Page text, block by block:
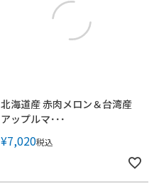
北海道産 赤肉メロン＆台湾産
アップルマ･･･
¥7,020税込